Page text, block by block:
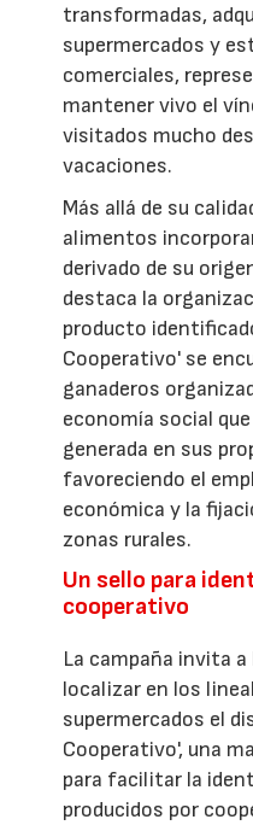
transformadas,
supermercados y
comerciales,
mantener vivo el
visitados mucho
vacaciones.
Más allá de su
alimentos
derivado de su
destaca la
producto
Cooperativo' se
ganaderos
economía social
generada en sus
favoreciendo el
económica y la
zonas rurales.
Un sello para
cooperativo
La campaña invita
localizar en los
supermercados el
Cooperativo', una
para facilitar la
producidos por